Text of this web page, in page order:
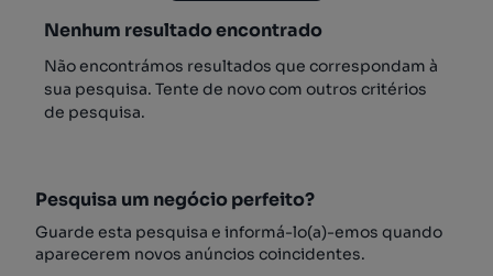
Nenhum resultado encontrado
Não encontrámos resultados que correspondam à
sua pesquisa. Tente de novo com outros critérios
de pesquisa.
Pesquisa um negócio perfeito?
Guarde esta pesquisa e informá-lo(a)-emos quando
aparecerem novos anúncios coincidentes.